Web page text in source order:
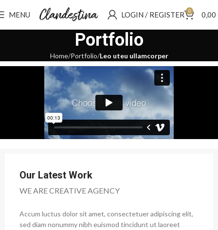
MENU LOGIN / REGISTER 0 0,00
Portfolio
Home Portfolio Leo uteu ullamcorper
Our Latest Work
WE ARE CREATIVE AGENCY
Accum luctus dolor sit amet, consectetuer adipiscing elit,
sed diam nonummy nibh euismod tincidunt ut laoreet